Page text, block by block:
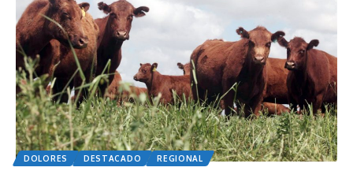
DOLORES DESTACADO REGIONAL